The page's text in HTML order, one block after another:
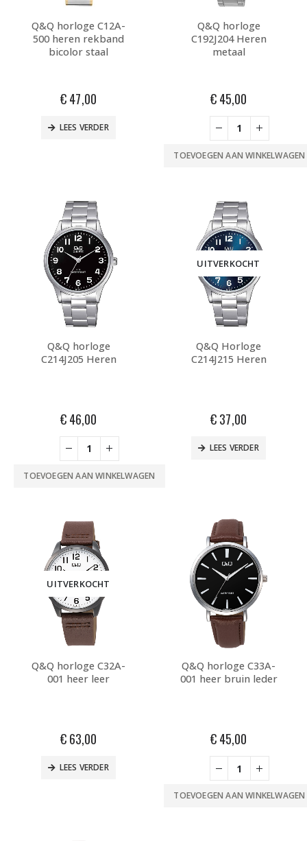
Q&Q horloge C12A-
500 heren rekband
bicolor staal
€47,00
LEES VERDER
Q&Q horloge
C192J204 Heren
metaal
€45,00
TOEVOEGEN AAN WINKELWAGEN
Q&Q horloge
C214J205 Heren
€46,00
TOEVOEGEN AAN WINKELWAGEN
UITVERKOCHT
Q&Q Horloge
C214J215 Heren
€37,00
LEES VERDER
UITVERKOCHT
Q&Q horloge C32A-
001 heer leer
€63,00
LEES VERDER
Q&Q horloge C33A-
001 heer bruin leder
€45,00
TOEVOEGEN AAN WINKELWAGEN